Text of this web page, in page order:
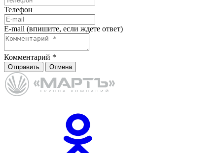
Телефон
E-mail (впишите, если ждете ответ)
Комментарий *
Отправить Отмена